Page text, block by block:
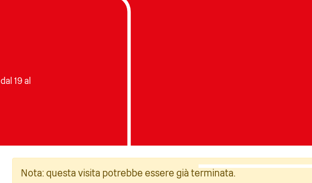
dal 19 al
Nota: questa visita potrebbe essere già terminata.